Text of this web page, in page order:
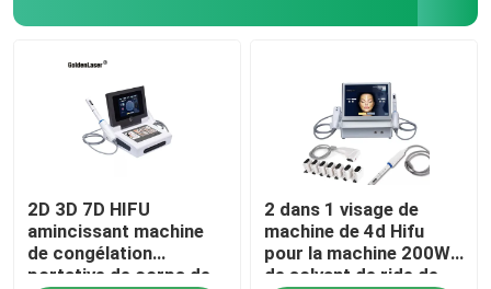
2D 3D 7D HIFU
amincissant machine
de congélation
portative de corps de
2 dans 1 visage de
machine de 4d Hifu
pour la machine 200W
de solvant de ride de